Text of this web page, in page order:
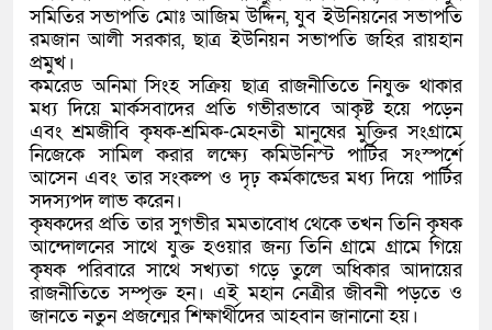
সমিতির সভাপতি মোঃ আজিম উদ্দিন, যুব ইউনিয়নের সভাপতি
রমজান আলী সরকার, ছাত্র ইউনিয়ন সভাপতি জহির রায়হান
প্রমুখ।
কমরেড অনিমা সিংহ সক্রিয় ছাত্র রাজনীতিতে নিযুক্ত থাকার
মধ্য দিয়ে মার্কসবাদের প্রতি গভীরভাবে আকৃষ্ট হয়ে পড়েন
এবং শ্রমজীবি কৃষক-শ্রমিক-মেহনতী মানুষের মুক্তির সংগ্রামে
নিজেকে সামিল করার লক্ষ্যে কমিউনিস্ট পার্টির সংস্পর্শে
আসেন এবং তার সংকল্প ও দৃঢ় কর্মকান্ডের মধ্য দিয়ে পার্টির
সদস্যপদ লাভ করেন।
কৃষকদের প্রতি তার সুগভীর মমতাবোধ থেকে তখন তিনি কৃষক
আন্দোলনের সাথে যুক্ত হওয়ার জন্য তিনি গ্রামে গ্রামে গিয়ে
কৃষক পরিবারে সাথে সখ্যতা গড়ে তুলে অধিকার আদায়ের
রাজনীতিতে সম্পৃক্ত হন। এই মহান নেত্রীর জীবনী পড়তে ও
জানতে নতুন প্রজন্মের শিক্ষার্থীদের আহবান জানানো হয়।